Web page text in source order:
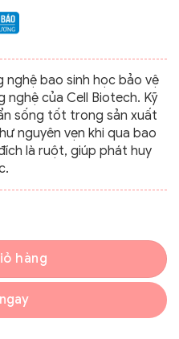
nghệ bao sinh học bảo vệ
nghệ của Cell Biotech. Kỹ
sống tốt trong sản xuất
nguyên vẹn khi qua bao
là ruột, giúp phát huy
hàng